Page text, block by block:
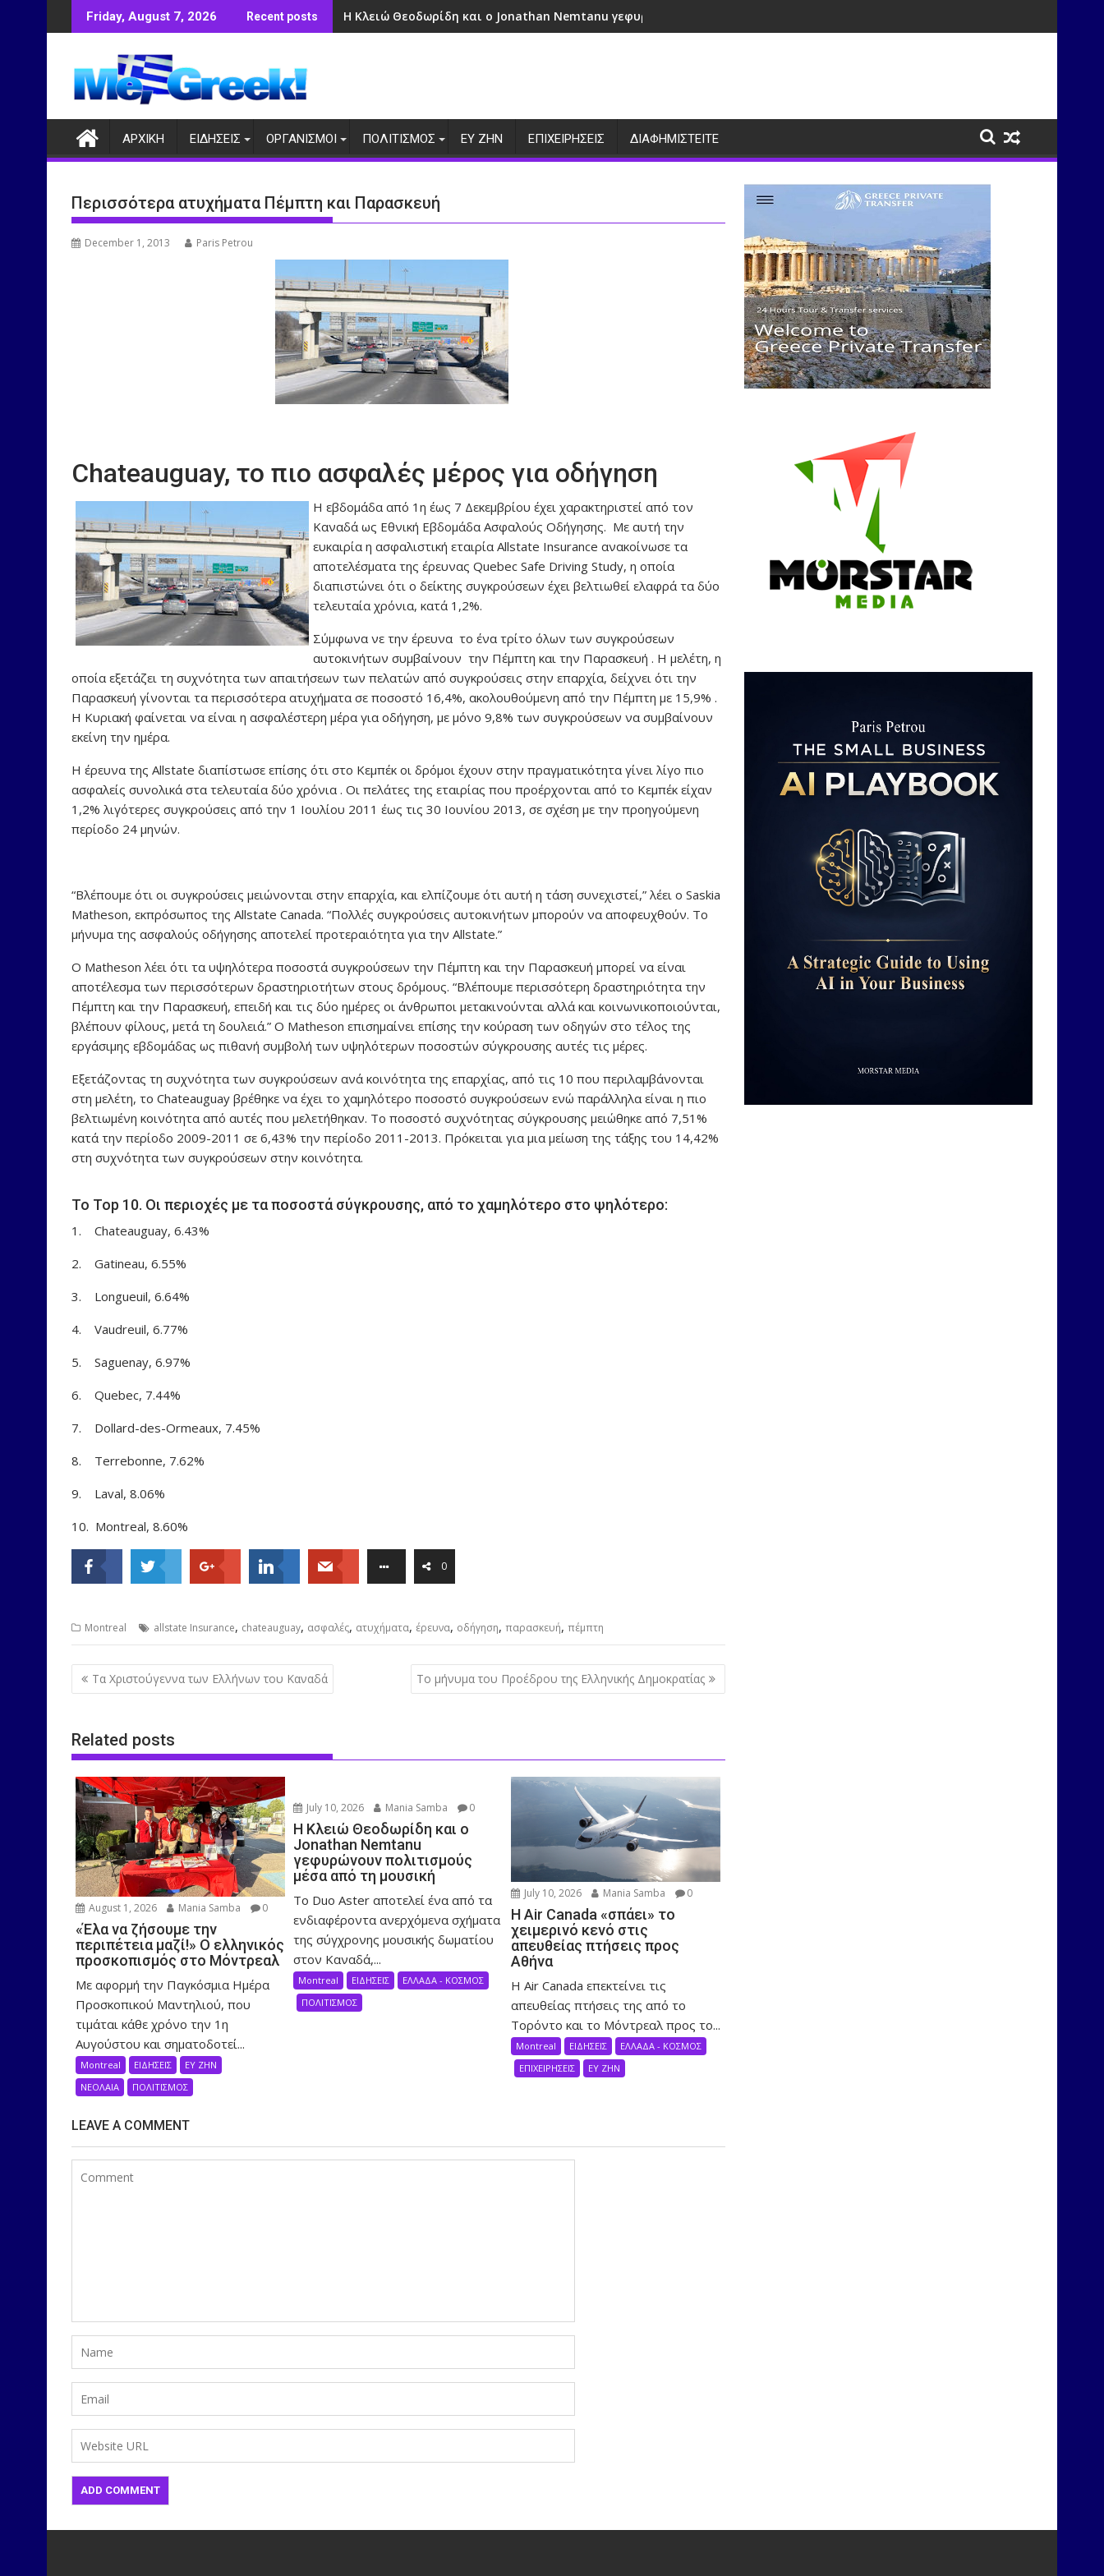
to
Friday, August 7, 2026 Recent posts Η Κλειώ Θεοδωρίδη και ο Jonathan Nemtanu γεφυρώνουν πολιτισμούς μέσα από τη μουσική
ΑΡΧΙΚΗ ΕΙΔΗΣΕΙΣ ΟΡΓΑΝΙΣΜΟΙ ΠΟΛΙΤΙΣΜΟΣ ΕΥ ΖΗΝ ΕΠΙΧΕΙΡΗΣΕΙΣ ΔΙΑΦΗΜΙΣΤΕΙΤΕ
Περισσότερα ατυχήματα Πέμπτη και Παρασκευή
December 1, 2013 Paris Petrou
Chateauguay, το πιο ασφαλές μέρος για οδήγηση
Η εβδομάδα από 1η έως 7 Δεκεμβρίου έχει χαρακτηριστεί από τον
Καναδά ως Εθνική Εβδομάδα Ασφαλούς Οδήγησης. Με αυτή την
ευκαιρία η ασφαλιστική εταιρία Allstate Insurance ανακοίνωσε τα
αποτελέσματα της έρευνας Quebec Safe Driving Study, η οποία
διαπιστώνει ότι ο δείκτης συγκρούσεων έχει βελτιωθεί ελαφρά τα δύο
τελευταία χρόνια, κατά 1,2%.
Σύμφωνα νε την έρευνα το ένα τρίτο όλων των συγκρούσεων
αυτοκινήτων συμβαίνουν την Πέμπτη και την Παρασκευή . Η μελέτη, η
οποία εξετάζει τη συχνότητα των απαιτήσεων των πελατών από συγκρούσεις στην επαρχία, δείχνει ότι την
Παρασκευή γίνονται τα περισσότερα ατυχήματα σε ποσοστό 16,4%, ακολουθούμενη από την Πέμπτη με 15,9% .
Η Κυριακή φαίνεται να είναι η ασφαλέστερη μέρα για οδήγηση, με μόνο 9,8% των συγκρούσεων να συμβαίνουν
εκείνη την ημέρα.
Η έρευνα της Allstate διαπίστωσε επίσης ότι στο Κεμπέκ οι δρόμοι έχουν στην πραγματικότητα γίνει λίγο πιο
ασφαλείς συνολικά στα τελευταία δύο χρόνια . Οι πελάτες της εταιρίας που προέρχονται από το Κεμπέκ είχαν
1,2% λιγότερες συγκρούσεις από την 1 Ιουλίου 2011 έως τις 30 Ιουνίου 2013, σε σχέση με την προηγούμενη
περίοδο 24 μηνών.
“Βλέπουμε ότι οι συγκρούσεις μειώνονται στην επαρχία, και ελπίζουμε ότι αυτή η τάση συνεχιστεί,” λέει ο Saskia
Matheson, εκπρόσωπος της Allstate Canada. “Πολλές συγκρούσεις αυτοκινήτων μπορούν να αποφευχθούν. Το
μήνυμα της ασφαλούς οδήγησης αποτελεί προτεραιότητα για την Allstate.”
Ο Matheson λέει ότι τα υψηλότερα ποσοστά συγκρούσεων την Πέμπτη και την Παρασκευή μπορεί να είναι
αποτέλεσμα των περισσότερων δραστηριοτήτων στους δρόμους. “Βλέπουμε περισσότερη δραστηριότητα την
Πέμπτη και την Παρασκευή, επειδή και τις δύο ημέρες οι άνθρωποι μετακινούνται αλλά και κοινωνικοποιούνται,
βλέπουν φίλους, μετά τη δουλειά.” Ο Matheson επισημαίνει επίσης την κούραση των οδηγών στο τέλος της
εργάσιμης εβδομάδας ως πιθανή συμβολή των υψηλότερων ποσοστών σύγκρουσης αυτές τις μέρες.
Εξετάζοντας τη συχνότητα των συγκρούσεων ανά κοινότητα της επαρχίας, από τις 10 που περιλαμβάνονται
στη μελέτη, το Chateauguay βρέθηκε να έχει το χαμηλότερο ποσοστό συγκρούσεων ενώ παράλληλα είναι η πιο
βελτιωμένη κοινότητα από αυτές που μελετήθηκαν. Το ποσοστό συχνότητας σύγκρουσης μειώθηκε από 7,51%
κατά την περίοδο 2009-2011 σε 6,43% την περίοδο 2011-2013. Πρόκειται για μια μείωση της τάξης του 14,42%
στη συχνότητα των συγκρούσεων στην κοινότητα.
Το Top 10. Οι περιοχές με τα ποσοστά σύγκρουσης, από το χαμηλότερο στο ψηλότερο:
1. Chateauguay, 6.43%
2. Gatineau, 6.55%
3. Longueuil, 6.64%
4. Vaudreuil, 6.77%
5. Saguenay, 6.97%
6. Quebec, 7.44%
7. Dollard-des-Ormeaux, 7.45%
8. Terrebonne, 7.62%
9. Laval, 8.06%
10. Montreal, 8.60%
0
Montreal allstate Insurance, chateauguay, ασφαλές, ατυχήματα, έρευνα, οδήγηση, παρασκευή, πέμπτη
Post
navigation
Τα Χριστούγεννα των Ελλήνων του Καναδά Το μήνυμα του Προέδρου της Ελληνικής Δημοκρατίας
Related posts
August 1, 2026 Mania Samba 0
«Έλα να ζήσουμε την
περιπέτεια μαζί!» Ο ελληνικός
προσκοπισμός στο Μόντρεαλ
Με αφορμή την Παγκόσμια Ημέρα
Προσκοπικού Μαντηλιού, που
τιμάται κάθε χρόνο την 1η
Αυγούστου και σηματοδοτεί...
Montreal ΕΙΔΗΣΕΙΣ
ΕΥ ΖΗΝ
ΝΕΟΛΑΙΑ
ΠΟΛΙΤΙΣΜΟΣ
July 10, 2026 Mania Samba 0
Η Κλειώ Θεοδωρίδη και ο
Jonathan Nemtanu
γεφυρώνουν πολιτισμούς
μέσα από τη μουσική
Το Duo Aster αποτελεί ένα από τα
ενδιαφέροντα ανερχόμενα σχήματα
της σύγχρονης μουσικής δωματίου
στον Καναδά,...
Montreal ΕΙΔΗΣΕΙΣ
ΕΛΛΑΔΑ - ΚΟΣΜΟΣ
ΠΟΛΙΤΙΣΜΟΣ
July 10, 2026 Mania Samba 0
Η Air Canada «σπάει» το
χειμερινό κενό στις
απευθείας πτήσεις προς
Αθήνα
Η Air Canada επεκτείνει τις
απευθείας πτήσεις της από το
Τορόντο και το Μόντρεαλ προς το...
Montreal ΕΙΔΗΣΕΙΣ
ΕΛΛΑΔΑ - ΚΟΣΜΟΣ
ΕΠΙΧΕΙΡΗΣΕΙΣ
ΕΥ ΖΗΝ
LEAVE A COMMENT